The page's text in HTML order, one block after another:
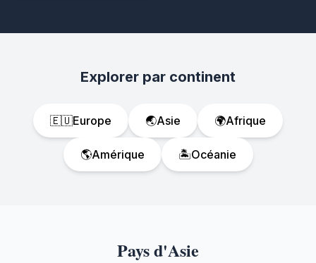
Explorer par continent
🇪🇺Europe 🌏Asie 🌍Afrique
🌎Amérique 🏝️Océanie
Pays d'Asie